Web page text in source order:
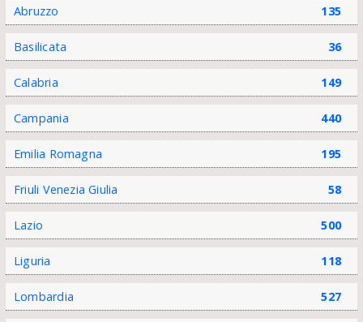
Abruzzo 135
Basilicata 36
Calabria 149
Campania 440
Emilia Romagna 195
Friuli Venezia Giulia 58
Lazio 500
Liguria 118
Lombardia 527